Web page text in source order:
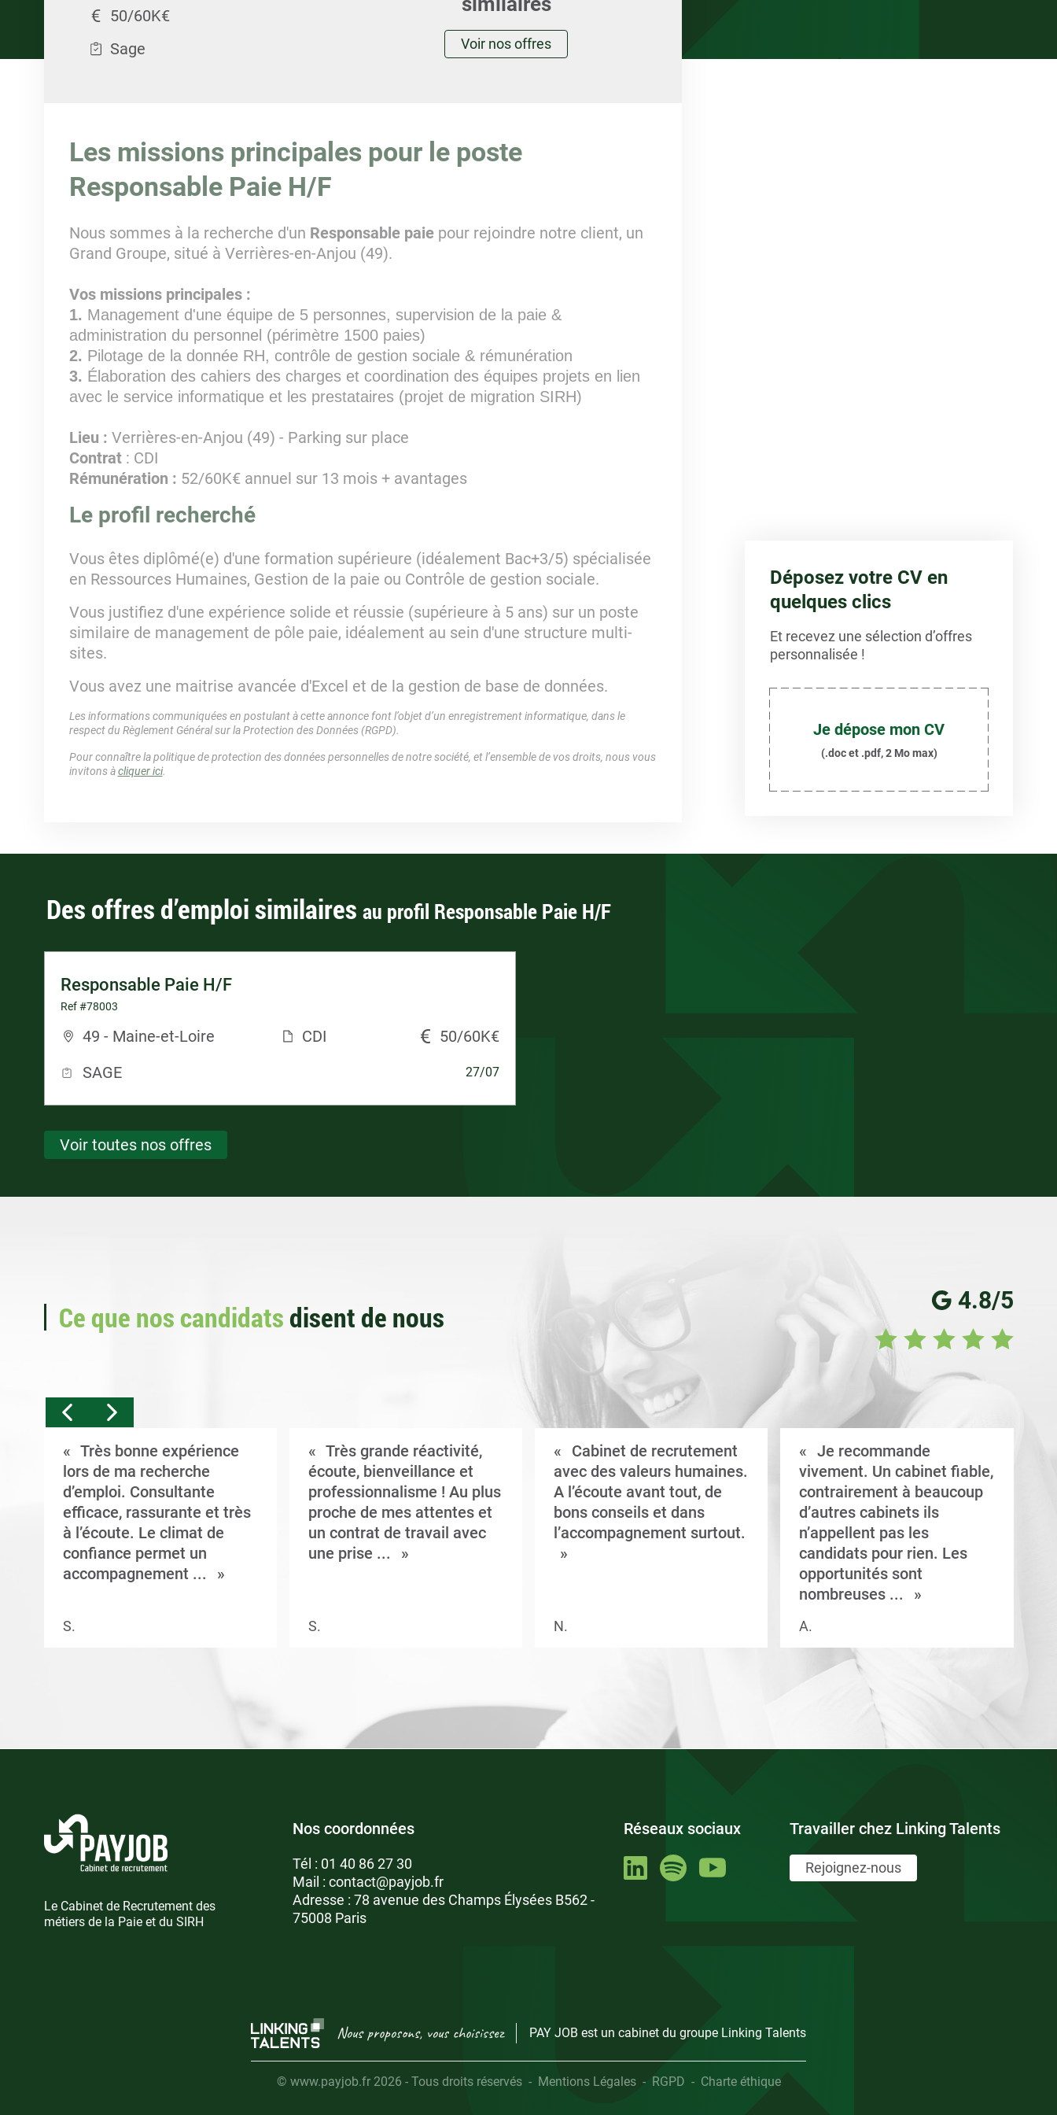
50/60K€
Sage
Voir nos offres
Les missions principales pour le poste
Responsable Paie H/F
Nous sommes à la recherche d'un Responsable paiepour rejoindre notre client, un
Grand Groupe, situé à Verrières-en-Anjou (49).
Vos missions principales :
1. Management d'une équipe de 5 personnes, supervision de la paie &
administration du personnel (périmètre 1500 paies)
2. Pilotage de la donnée RH, contrôle de gestion sociale & rémunération
3. Élaboration des cahiers des charges et coordination des équipes projets en lien
avec le service informatique et les prestataires (projet de migration SIRH)
Lieu : Verrières-en-Anjou (49) - Parking sur place
Contrat : CDI
Rémunération : 52/60K€ annuel sur 13 mois + avantages
Le profil recherché
Vous êtes diplômé(e) d'une formation supérieure (idéalement Bac+3/5) spécialisée
en Ressources Humaines, Gestion de la paie ou Contrôle de gestion sociale.
Vous justifiez d'une expérience solide et réussie (supérieure à 5 ans) sur un poste
similaire de management de pôle paie, idéalement au sein d'une structure multi-
sites.
Vous avez une maitrise avancée d'Excel et de la gestion de base de données.
Les informations communiquées en postulant à cette annonce font l’objet d’un enregistrement informatique, dans le
respect du Règlement Général sur la Protection des Données (RGPD).
Pour connaître la politique de protection des données personnelles de notre société, et l’ensemble de vos droits, nous vous
invitons àcliquer ici.
Déposez votre CV en
quelques clics
Et recevez une sélection d’offres
personnalisée !
Je dépose mon CV
(.doc et .pdf, 2 Mo max)
Des offres d’emploi similaires au profil Responsable Paie H/F
Responsable Paie H/F
Ref #78003
49 - Maine-et-Loire CDI
50/60K€
SAGE
27/07
Voir toutes nos offres
4.8/5
Ce que nos candidats disent de nous
Très bonne expérience
lors de ma recherche
d’emploi. Consultante
efficace, rassurante et très
à l’écoute. Le climat de
confiance permet un
accompagnement ...
S.
Très grande réactivité,
écoute, bienveillance et
professionnalisme ! Au plus
proche de mes attentes et
un contrat de travail avec
une prise ...
S.
Cabinet de recrutement
avec des valeurs humaines.
A l’écoute avant tout, de
bons conseils et dans
l’accompagnement surtout.
N.
Je recommande
vivement. Un cabinet fiable,
contrairement à beaucoup
d’autres cabinets ils
n’appellent pas les
candidats pour rien. Les
opportunités sont
nombreuses ...
A.
Le Cabinet de Recrutement des
métiers de la Paie et du SIRH
Nos coordonnées
Tél : 01 40 86 27 30
Mail : contact@payjob.fr
Adresse : 78 avenue des Champs Élysées B562 -
75008 Paris
Réseaux sociaux Travailler chez Linking Talents
Rejoignez-nous
Nous proposons, vous choisissez PAY JOB est un cabinet du groupe Linking Talents
© www.payjob.fr 2026 - Tous droits réservés Mentions Légales RGPD Charte éthique